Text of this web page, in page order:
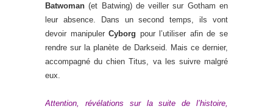
Batwoman (et Batwing) de veiller sur Gotham en
leur absence. Dans un second temps, ils vont
devoir manipulerCyborg pour l’utiliser afin de se
rendre sur la planète de Darkseid. Mais ce dernier,
accompagné du chien Titus, va les suivre malgré
eux.
Attention, révélations sur la suite de l’histoire,